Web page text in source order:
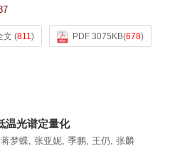
文 (811) PDF 3075KB(678)
温光谱定量化
蒋梦蝶, 张亚妮, 季鹏, 王仍, 张麟